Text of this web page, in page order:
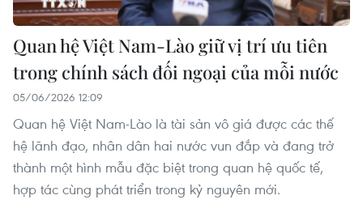
Quan hệ Việt Nam-Lào giữ vị trí ưu tiên
trong chính sách đối ngoại của mỗi nước
05/06/2026 12:09
Quan hệ Việt Nam-Lào là tài sản vô giá được các thế
hệ lãnh đạo, nhân dân hai nước vun đắp và đang trở
thành một hình mẫu đặc biệt trong quan hệ quốc tế,
hợp tác cùng phát triển trong kỷ nguyên mới.